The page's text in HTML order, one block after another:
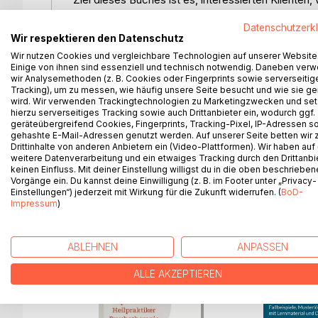
Meditation und Hypnose als Methoden in
Entspannung
Die körperlichen und seelischen Aspekte von
Meditation
Achtsamkeit
Hypnose / Hypnotherapie
Unterbewusstsein / Unbewusstes
Der Kritische Teil des Menschen
Bonus: "Spiritualität und Psychotherapie"
WEITERE TITEL BEI
Wir respektieren den Datenschutz
Wir nutzen Cookies und vergleichbare Technologien auf unserer Website.
Einige von ihnen sind essenziell und technisch notwendig. Daneben
wir Analysemethoden (z. B. Cookies oder Fingerprints sowie
Tracking), um zu messen, wie häufig unsere Seite besucht und wie sie
wird. Wir verwenden Trackingtechnologien zu Marketingzwecken und
hierzu serverseitiges Tracking sowie auch Drittanbieter ein, wodurch ggf.
geräteübergreifend Cookies, Fingerprints, Tracking-Pixel, IP-Adressen
gehashte E-Mail-Adressen genutzt werden. Auf unserer Seite betten wir
Drittinhalte von anderen Anbietern ein (Video-Plattformen). Wir haben auf
weitere Datenverarbeitung und ein etwaiges Tracking durch den
keinen Einfluss. Mit deiner Einstellung willigst du in die oben
Vorgänge ein. Du kannst deine Einwilligung (z. B. im Footer unter „Privacy-
Einstellungen“) jederzeit mit Wirkung für die Zukunft widerrufen. (BoD-
Impressum)
ABLEHNEN ANPASSEN
ALLE AKZEPTIEREN